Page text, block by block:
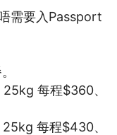
需要入Passport
每程$360、
每程$430、